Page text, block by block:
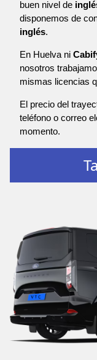
buen nivel de
disponemos de
inglés.
En Huelva ni
nosotros
mismas licencias
El precio del
teléfono o correo
momento.